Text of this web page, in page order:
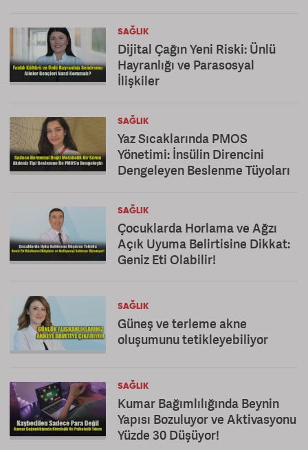
SAĞLIK
Dijital Çağın Yeni Riski: Ünlü
Hayranlığı ve Parasosyal
İlişkiler
SAĞLIK
Yaz Sıcaklarında PMOS
Yönetimi: İnsülin Direncini
Dengeleyen Beslenme Tüyoları
SAĞLIK
Çocuklarda Horlama ve Ağzı
Açık Uyuma Belirtisine Dikkat:
Geniz Eti Olabilir!
SAĞLIK
Güneş ve terleme akne
oluşumunu tetikleyebiliyor
SAĞLIK
Kumar Bağımlılığında Beynin
Yapısı Bozuluyor ve Aktivasyonu
Yüzde 30 Düşüyor!